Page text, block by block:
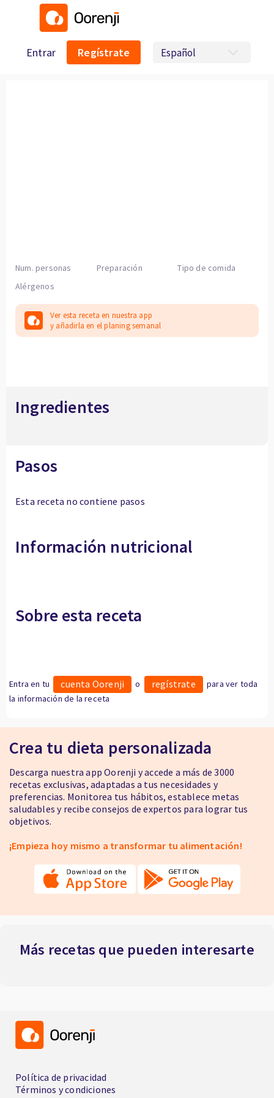
Entrar Regístrate
Num. personas Preparación
Tipo de comida
Alérgenos
Ver esta receta en nuestra app
y añadirla en el planing semanal
Ingredientes
Pasos
Esta receta no contiene pasos
Información nutricional
Sobre esta receta
Entra en tu cuenta Oorenji o regístrate
para ver toda
la información de la receta
Crea tu dieta personalizada
Descarga nuestra app Oorenji y accede a más de 3000
recetas exclusivas, adaptadas a tus necesidades y
preferencias. Monitorea tus hábitos, establece metas
saludables y recibe consejos de expertos para lograr tus
objetivos.
¡Empieza hoy mismo a transformar tu alimentación!
Más recetas que pueden interesarte
Política de privacidad
Términos y condiciones